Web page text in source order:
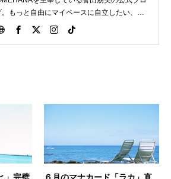
。もっと自由にマイペースに自立したい、独
開業したい女性をサポート。心が軽くなるハ
」完璧
６月のマナカード「ラカ」直